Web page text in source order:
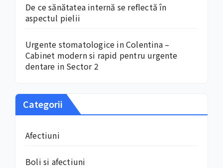
De ce sănătatea internă se reflectă în
aspectul pielii
Urgente stomatologice in Colentina –
Cabinet modern si rapid pentru urgente
dentare in Sector 2
Categorii
Afectiuni
Boli si afectiuni